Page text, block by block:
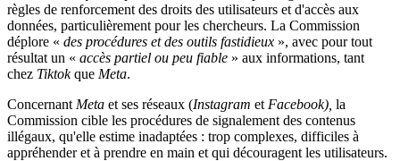
règles de renforcement des droits des utilisateurs et d'accès aux
données, particulièrement pour les chercheurs. La Commission
déplore « des procédures et des outils fastidieux », avec pour tout
résultat un « accès partiel ou peu fiable » aux informations, tant
chez Tiktokque Meta.
Concernant Meta et ses réseaux (Instagram et Facebook), la
Commission cible les procédures de signalement des contenus
illégaux, qu'elle estime inadaptées : trop complexes, difficiles à
appréhender et à prendre en main et qui découragent les utilisateurs.